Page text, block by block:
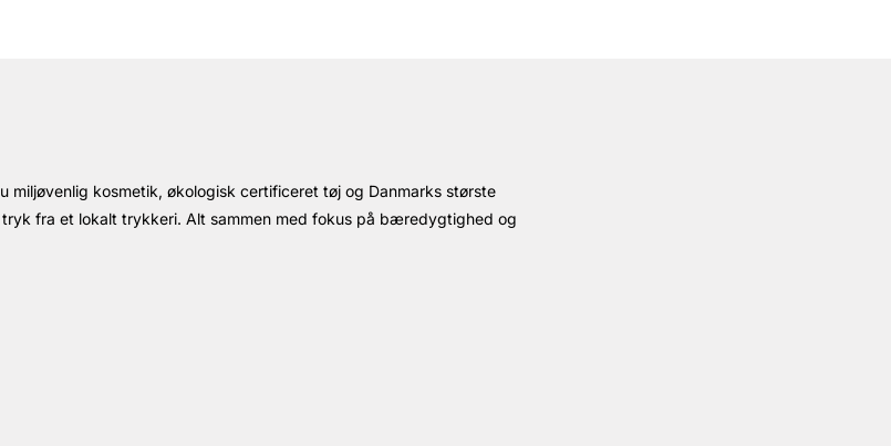
miljøvenlig kosmetik, økologisk certificeret tøj og Danmarks største
fra et lokalt trykkeri. Alt sammen med fokus på bæredygtighed og